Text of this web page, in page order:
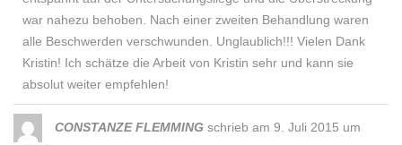
war nahezu behoben. Nach einer zweiten Behandlung waren
alle Beschwerden verschwunden. Unglaublich!!! Vielen Dank
Kristin! Ich schätze die Arbeit von Kristin sehr und kann sie
absolut weiter empfehlen!
CONSTANZE FLEMMING schrieb am 9. Juli 2015 um